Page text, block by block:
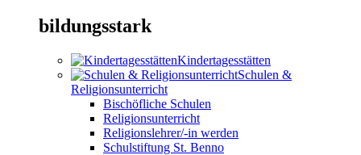
bildungsstark
Kindertagesstätten
Schulen &
Religionsunterricht
Bischöfliche Schulen
Religionsunterricht
Religionslehrer/-in werden
Schulstiftung St. Benno